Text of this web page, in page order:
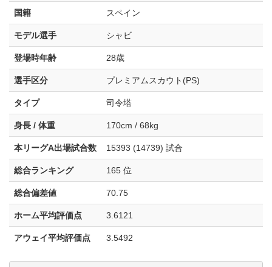
国籍 スペイン
モデル選手 シャビ
登場時年齢 28歳
選手区分 プレミアムスカウト(PS)
タイプ 司令塔
身長 / 体重 170cm / 68kg
本リーグA出場試合数 15393 (14739) 試合
総合ランキング 165 位
総合偏差値 70.75
ホーム平均評価点 3.6121
アウェイ平均評価点 3.5492